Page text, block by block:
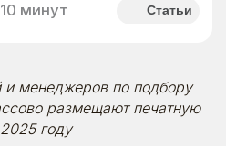
и менеджеров по подбору
размещают печатную
году